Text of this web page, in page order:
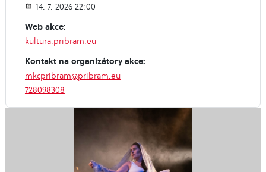
14. 7. 2026 22:00
Web akce:
kultura.pribram.eu
Kontakt na organizátory akce:
mkcpribram@pribram.eu
728098308